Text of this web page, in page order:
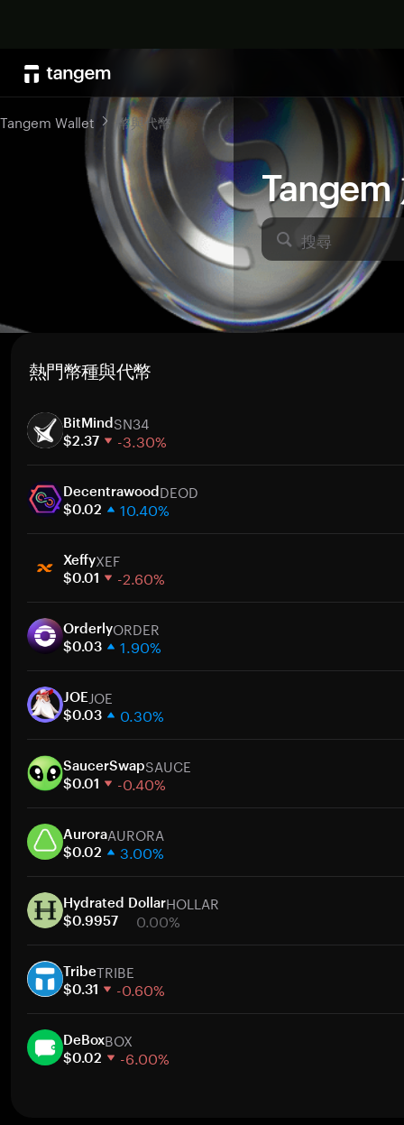
Tangem
搜尋
Tangem Wallet 幣與代幣
熱門幣種與代幣
BitMindSN34
$2.37 -3.30%
30 天
市值
DecentrawoodDEOD
$0.02 10.40%
30 天
市值
XeffyXEF
$0.01 -2.60%
30 天
市值
OrderlyORDER
$0.03 1.90%
30 天
市值
JOE JOE
$0.03 0.30%
30 天
市值
SaucerSwapSAUCE
$0.01 -0.40%
30 天
市值
AuroraAURORA
$0.02 3.00%
30 天
市值
Hydrated DollarHOLLAR
$0.9957 0.00%
30 天
市值
TribeTRIBE
$0.31 -0.60%
30 天
市值
DeBoxBOX
$0.02 -6.00%